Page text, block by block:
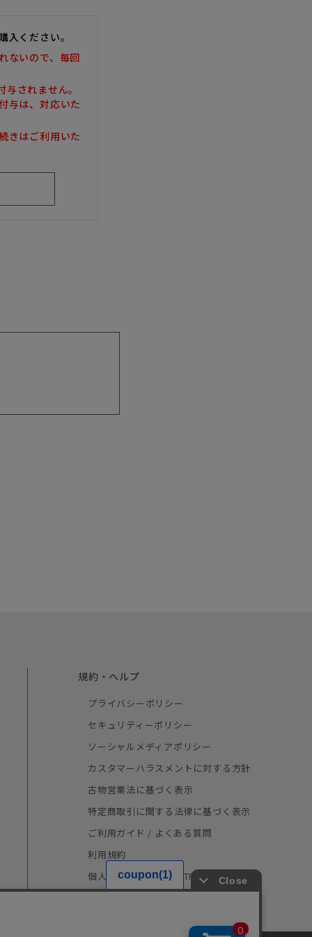
入ください。
ないので、毎回
されません。
与は、対応いた
きはご利用いた
規約・ヘルプ
プライバシーポリシー
セキュリティーポリシー
ソーシャルメディアポリシー
カスタマーハラスメントに対する方針
古物営業法に基づく表示
特定商取引に関する法律に基づく表示
ご利用ガイド / よくある質問
利用規約
個人情報の取り扱い（TRUSTe）